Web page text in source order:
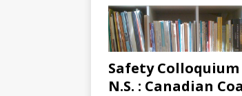
Safety Colloquium
N.S. : Canadian